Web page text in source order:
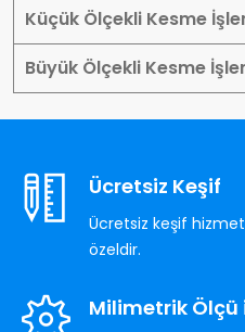
Küçük Ölçekli Kesme
Büyük Ölçekli Kesme
Ücretsiz Keşif
Ücretsiz keşif
özeldir.
Milimetrik Ölçü